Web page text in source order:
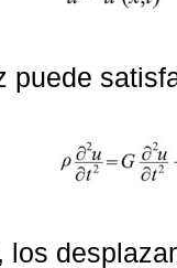
puede
los